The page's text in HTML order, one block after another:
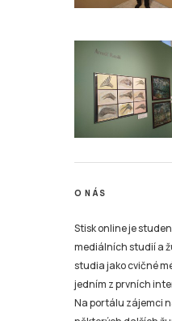
O NÁS
Stisk online je
mediálních studií a
studia jako cvičné
jedním z prvních
Na portálu zájemci